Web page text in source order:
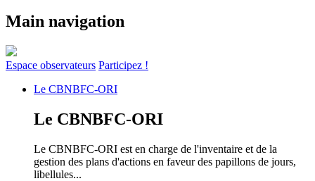
Main navigation
Espace observateurs Participez !
Le CBNBFC-ORI
Le CBNBFC-ORI
Le CBNBFC-ORI est en charge de l'inventaire et de la
gestion des plans d'actions en faveur des papillons de jours,
libellules...